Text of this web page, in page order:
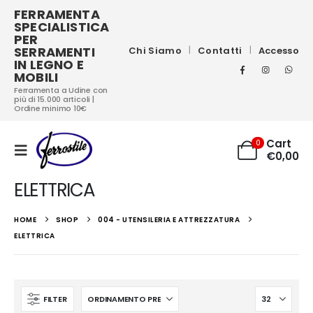
FERRAMENTA
SPECIALISTICA
PER
SERRAMENTI
IN LEGNO E
MOBILI
Ferramenta a Udine con
più di 15.000 articoli |
Ordine minimo 10€
Chi Siamo Contatti Accesso
0
Cart
€0,00
ELETTRICA
HOME SHOP
004 - UTENSILERIA E ATTREZZATURA
ELETTRICA
FILTER